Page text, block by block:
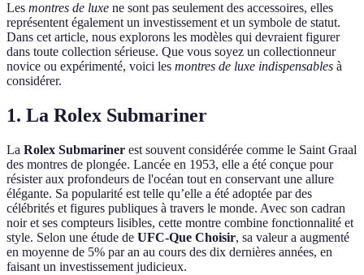
Les montres de luxe ne sont pas seulement des accessoires, elles
représentent également un investissement et un symbole de statut.
Dans cet article, nous explorons les modèles qui devraient figurer
dans toute collection sérieuse. Que vous soyez un collectionneur
novice ou expérimenté, voici les montres de luxe indispensables à
considérer.
1. La Rolex Submariner
La Rolex Submariner est souvent considérée comme le Saint Graal
des montres de plongée. Lancée en 1953, elle a été conçue pour
résister aux profondeurs de l'océan tout en conservant une allure
élégante. Sa popularité est telle qu’elle a été adoptée par des
célébrités et figures publiques à travers le monde. Avec son cadran
noir et ses compteurs lisibles, cette montre combine fonctionnalité et
style. Selon une étude de UFC-Que Choisir, sa valeur a augmenté
en moyenne de 5% par an au cours des dix dernières années, en
faisant un investissement judicieux.